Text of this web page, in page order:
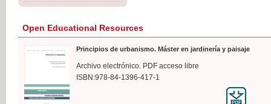
Open Educational Resources
Principios de urbanismo. Máster en jardinería y paisaje
Archivo electrónico. PDF acceso libre
ISBN:978-84-1396-417-1